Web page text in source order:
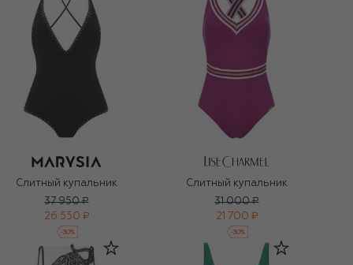
Слитный купальник
37 950 ₽
26 550 ₽
-30%
Слитный купальник
31 000 ₽
21 700 ₽
-30%